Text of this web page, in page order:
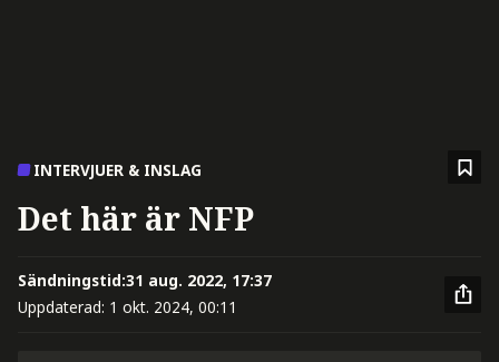
INTERVJUER & INSLAG
Det här är NFP
Sändningstid:31 aug. 2022, 17:37
Uppdaterad: 1 okt. 2024, 00:11